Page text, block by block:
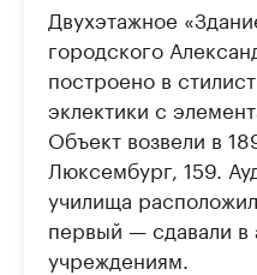
Двухэтажное
городского
построено в
эклектики с
Объект возвели в
Люксембург, 159.
училища
первый — сдавали в
учреждениям.